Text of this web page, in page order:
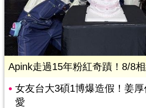
Apink走過15年粉紅奇蹟！8/8
女友台大3碩1博爆造假！姜
愛